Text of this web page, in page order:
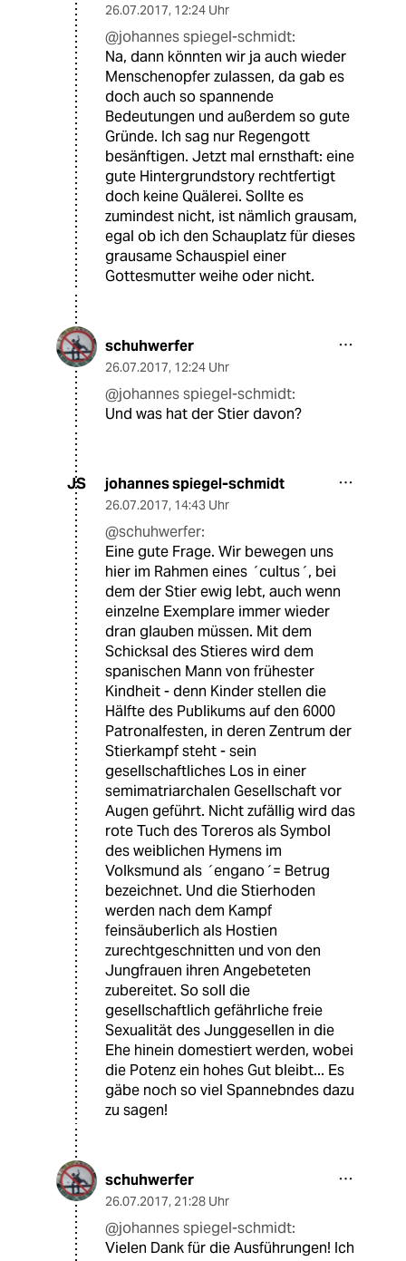
26.07.2017, 12:24 Uhr
@johannes spiegel-schmidt:
Na, dann könnten wir ja auch wieder
Menschenopfer zulassen, da gab es
doch auch so spannende
Bedeutungen und außerdem so gute
Gründe. Ich sag nur Regengott
besänftigen. Jetzt mal ernsthaft: eine
gute Hintergrundstory rechtfertigt
doch keine Quälerei. Sollte es
zumindest nicht, ist nämlich grausam,
egal ob ich den Schauplatz für dieses
grausame Schauspiel einer
Gottesmutter weihe oder nicht.
schuhwerfer
26.07.2017, 12:24 Uhr
@johannes spiegel-schmidt:
Und was hat der Stier davon?
JS johannes spiegel-schmidt
26.07.2017, 14:43 Uhr
@schuhwerfer:
Eine gute Frage. Wir bewegen uns
hier im Rahmen eines ´cultus´, bei
dem der Stier ewig lebt, auch wenn
einzelne Exemplare immer wieder
dran glauben müssen. Mit dem
Schicksal des Stieres wird dem
spanischen Mann von frühester
Kindheit - denn Kinder stellen die
Hälfte des Publikums auf den 6000
Patronalfesten, in deren Zentrum der
Stierkampf steht - sein
gesellschaftliches Los in einer
semimatriarchalen Gesellschaft vor
Augen geführt. Nicht zufällig wird das
rote Tuch des Toreros als Symbol
des weiblichen Hymens im
Volksmund als ´engano´= Betrug
bezeichnet. Und die Stierhoden
werden nach dem Kampf
feinsäuberlich als Hostien
zurechtgeschnitten und von den
Jungfrauen ihren Angebeteten
zubereitet. So soll die
gesellschaftlich gefährliche freie
Sexualität des Junggesellen in die
Ehe hinein domestiert werden, wobei
die Potenz ein hohes Gut bleibt... Es
gäbe noch so viel Spannebndes dazu
zu sagen!
schuhwerfer
26.07.2017, 21:28 Uhr
@johannes spiegel-schmidt:
Vielen Dank für die Ausführungen! Ich